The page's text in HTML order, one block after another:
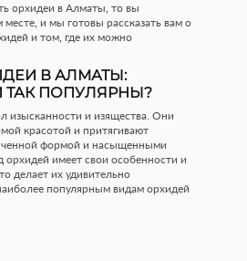
орхидеи в Алматы, то вы
и мы готовы рассказать вам о
и том, где их можно
В АЛМАТЫ:
ПОПУЛЯРНЫ?
изысканности и изящества. Они
красотой и притягивают
формой и насыщенными
имеет свои особенности и
делает их удивительно
популярным видам орхидей